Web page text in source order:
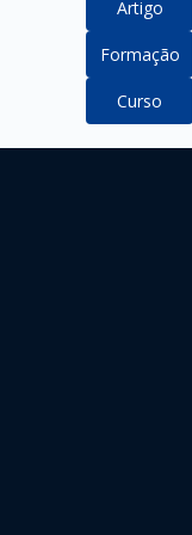
Artigo
Formação
Curso